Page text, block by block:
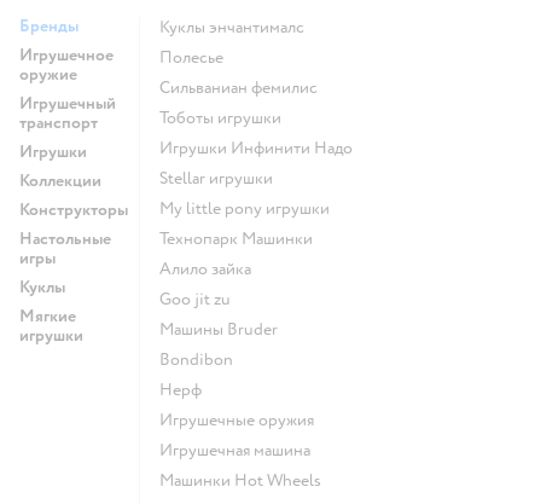
Бренды
Игрушечное
оружие
Игрушечный
транспорт
Игрушки
Коллекции
Конструкторы
Настольные
игры
Куклы
Мягкие
игрушки
Куклы энчантималс
Полесье
Сильваниан фемилис
Тоботы игрушки
Игрушки Инфинити Надо
Stellar игрушки
my little pony игрушки
Технопарк Машинки
Алило зайка
Goo jit zu
Машины Bruder
Bondibon
Нерф
Игрушечные оружия
Игрушечная машина
Машинки Hot Wheels